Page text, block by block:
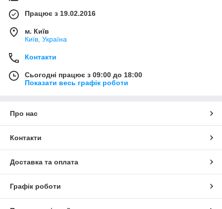
Працює з 19.02.2016
м. Київ
Київ, Україна
Контакти
Сьогодні працює з 09:00 до 18:00
Показати весь графік роботи
Про нас
Контакти
Доставка та оплата
Графік роботи